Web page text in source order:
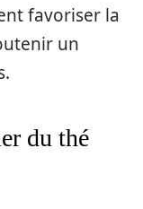
favoriser la
un
du thé